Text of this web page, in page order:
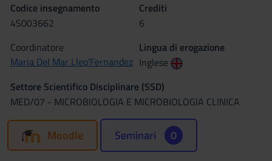
Codice insegnamento
4S003662
Crediti
6
Coordinatore
Maria Del Mar Lleo'Fernandez
Lingua di erogazione
Inglese
Settore Scientifico Disciplinare (SSD)
MED/07 - MICROBIOLOGIA E MICROBIOLOGIA CLINICA
Moodle Seminari 0